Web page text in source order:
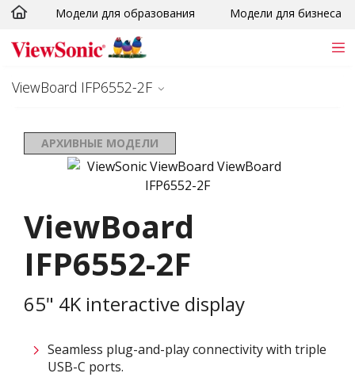
Skip to main content
Модели для образования Модели для бизнеса
ViewBoard IFP6552-2F
АРХИВНЫЕ МОДЕЛИ
ViewBoard
IFP6552-2F
65" 4K interactive display
Seamless plug-and-play connectivity with triple
USB-C ports.